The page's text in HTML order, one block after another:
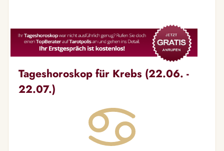
Tageshoroskop für Krebs (22.06. -
22.07.)